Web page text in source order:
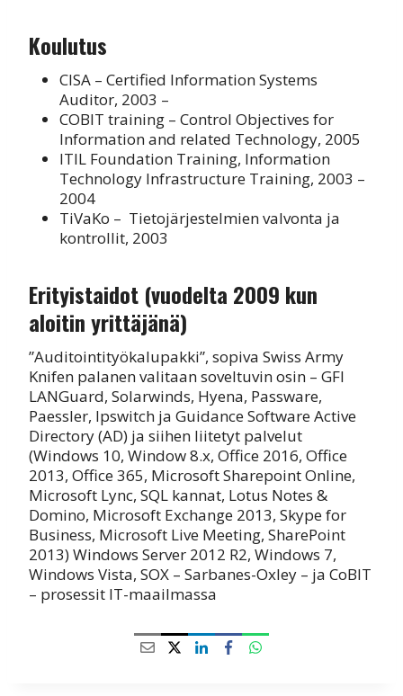
Koulutus
CISA – Certified Information Systems
Auditor, 2003 –
COBIT training – Control Objectives for
Information and related Technology, 2005
ITIL Foundation Training, Information
Technology Infrastructure Training, 2003 –
2004
TiVaKo – Tietojärjestelmien valvonta ja
kontrollit, 2003
Erityistaidot (vuodelta 2009 kun
aloitin yrittäjänä)
”Auditointityökalupakki”, sopiva Swiss Army
Knifen palanen valitaan soveltuvin osin – GFI
LANGuard, Solarwinds, Hyena, Passware,
Paessler, Ipswitch ja Guidance Software Active
Directory (AD) ja siihen liitetyt palvelut
(Windows 10, Window 8.x, Office 2016, Office
2013, Office 365, Microsoft Sharepoint Online,
Microsoft Lync, SQL kannat, Lotus Notes &
Domino, Microsoft Exchange 2013, Skype for
Business, Microsoft Live Meeting, SharePoint
2013) Windows Server 2012 R2, Windows 7,
Windows Vista, SOX – Sarbanes-Oxley – ja CoBIT
– prosessit IT-maailmassa